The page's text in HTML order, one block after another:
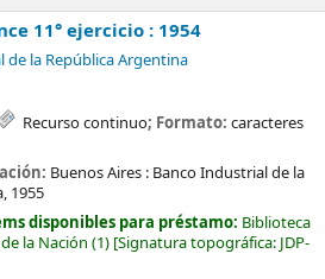
11° ejercicio : 1954
de la República Argentina
Recurso continuo; Formato: caracteres
Buenos Aires : Banco Industrial de la
1955
disponibles para préstamo: Biblioteca
la Nación (1) Signatura topográfica: JDP-